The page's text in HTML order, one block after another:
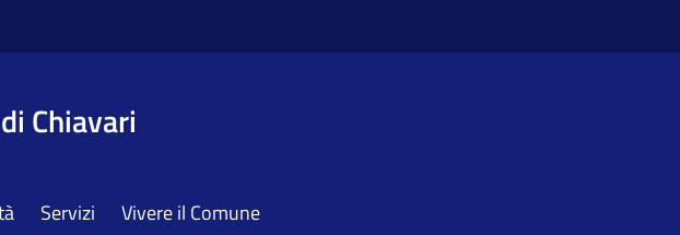
Chiavari
Servizi Vivere il Comune